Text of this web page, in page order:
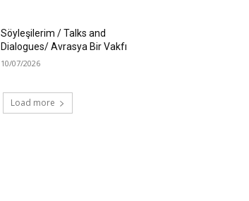
Söyleşilerim / Talks and
Dialogues/ Avrasya Bir Vakfı
10/07/2026
Load more